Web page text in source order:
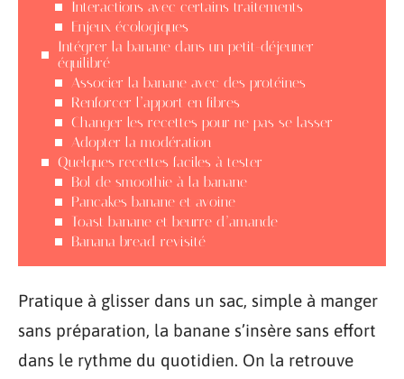
Interactions avec certains traitements
Enjeux écologiques
Intégrer la banane dans un petit-déjeuner
équilibré
Associer la banane avec des protéines
Renforcer l’apport en fibres
Changer les recettes pour ne pas se lasser
Adopter la modération
Quelques recettes faciles à tester
Bol de smoothie à la banane
Pancakes banane et avoine
Toast banane et beurre d’amande
Banana bread revisité
Pratique à glisser dans un sac, simple à manger
sans préparation, la banane s’insère sans effort
dans le rythme du quotidien. On la retrouve